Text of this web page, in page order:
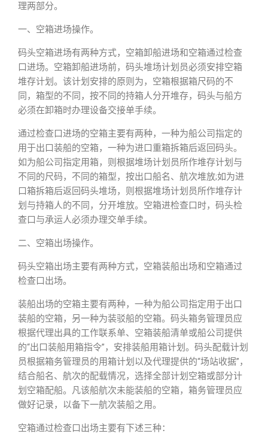
理两部分。
一、空箱进场操作。
码头空箱进场有两种方式，空箱卸船进场和空箱通过检查
口进场。空箱卸船进场前，码头堆场计划员必须安排空箱
堆存计划。该计划安排的原则为，空箱根据箱尺码的不
同，箱型的不同，按不同的持箱人分开堆存，码头与船方
必须在卸箱时办理设备交接单手续。
通过检查口进场的空箱主要有两种，一种为船公司指定的
用于出口装船的空箱，一种为进口重箱拆箱后返回码头。
如为船公司指定用箱，则根据堆场计划员所作堆存计划与
不同的尺码，不同的箱型，按出口船名、航次堆放;如为进
口箱拆箱后返回码头堆场，则根据堆场计划员所作堆存计
划与持箱人的不同，分开堆放。空箱进检查口时，码头检
查口与承运人必须办理交单手续。
二、空箱出场操作。
码头空箱出场主要有两种方式，空箱装船出场和空箱通过
检查口出场。
装船出场的空箱主要有两种，一种为船公司指定用于出口
装船的空箱，另一种为装驳船的空箱。码头箱务管理员应
根据代理出具的工作联系单、空箱装船清单或船公司提供
的“出口装船用箱指令”，安排装船用箱计划。码头配载计划
员根据箱务管理员的用箱计划以及代理提供的“场站收据”，
结合船名、航次的配载情况，选择全部计划空箱或部分计
划空箱配船。凡该船航次未能装船的空箱，箱务管理员应
做好记录，以备下一航次装船之用。
空箱通过检查口出场主要有下述三种：